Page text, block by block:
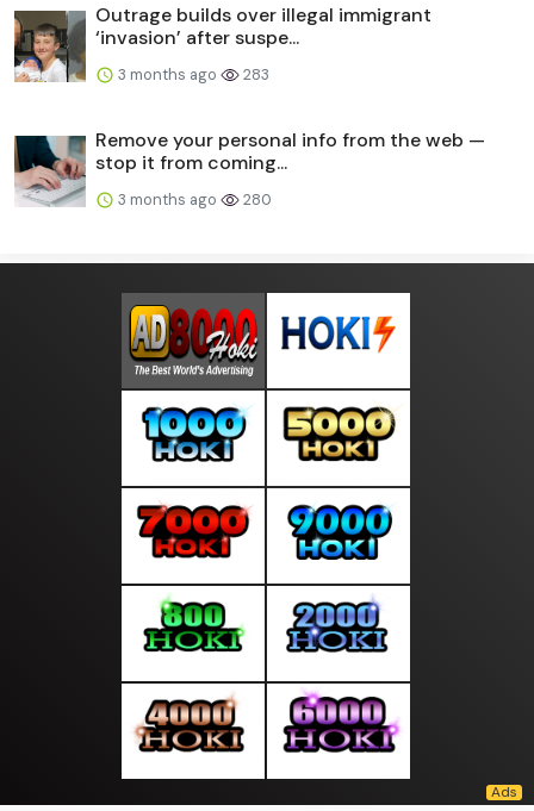
Outrage builds over illegal immigrant
‘invasion’ after suspe...
3 months ago 283
Remove your personal info from the web —
stop it from coming...
3 months ago 280